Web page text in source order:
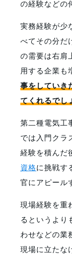
の経験などの
実務経験が少
べてその分だ
の需要は右肩
用する企業も
事をしていき
てくれるでし
第二種電気工
では入門クラ
経験を積んだ
資格に挑戦す
官にアピール
現場経験を重
るというより
わせなどの業
現場に立たな